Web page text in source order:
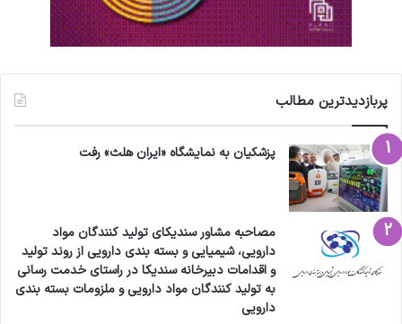
پربازدیدترین مطالب
پزشکیان به نمایشگاه «ایران هلث» رفت
مصاحبه مشاور سندیکای تولید کنندگان مواد
دارویی، شیمیایی و بسته بندی دارویی از روند تولید
و اقدامات دبیرخانه سندیکا در راستای خدمت رسانی
به تولید کنندگان مواد دارویی و ملزومات بسته بندی
دارویی